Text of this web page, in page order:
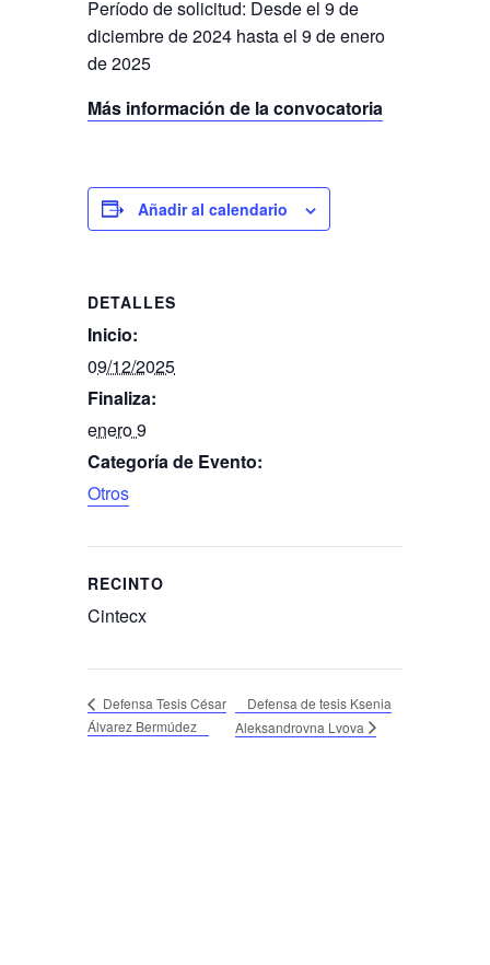
Período de solicitud: Desde el 9 de
diciembre de 2024 hasta el 9 de enero
de 2025
Más información de la convocatoria
Añadir al calendario
DETALLES
Inicio:
09/12/2025
Finaliza:
enero 9
Categoría de Evento:
Otros
RECINTO
Cintecx
Defensa Tesis César
Álvarez Bermúdez
Defensa de tesis Ksenia
Aleksandrovna Lvova